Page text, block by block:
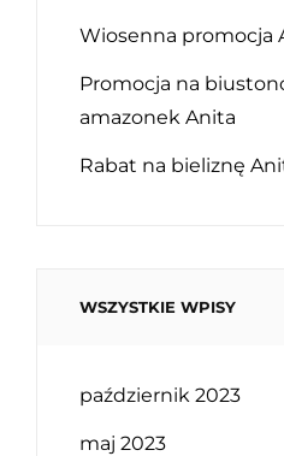
Wiosenna promocja
Promocja na
amazonek Anita
Rabat na bieliznę
WSZYSTKIE WPISY
październik 2023
maj 2023